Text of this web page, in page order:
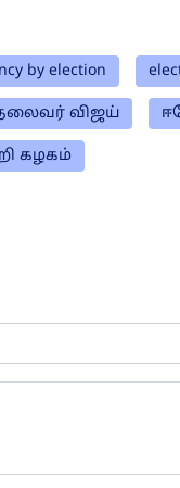
by election
விஜய்
கழகம்